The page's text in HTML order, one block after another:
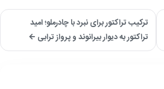
ترکیب تراکتور برای نبرد با چادرملو؛ امید
تراکتور به دیوار بیرانوند و پرواز ترابی ←